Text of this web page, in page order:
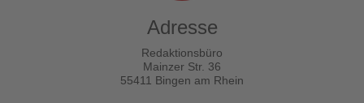
Adresse
Redaktionsbüro
Mainzer Str. 36
55411 Bingen am Rhein